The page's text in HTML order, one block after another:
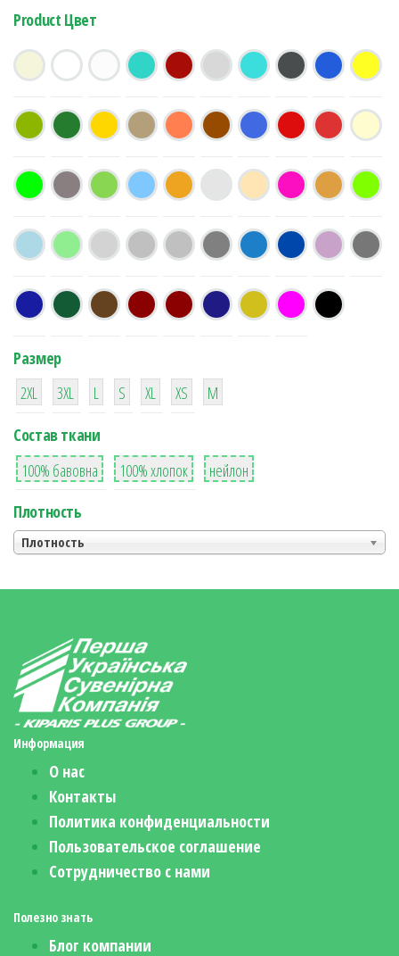
Product Цвет
Размер
38
2XL
16
3XL
42
L
42
S
42
XL XS
М
Состав ткани
8
100% бавовна
36
100% хлопок
2
нейлон
Плотность
Плотность
Информация
О нас
Контакты
Политика конфиденциальности
Пользовательское соглашение
Сотрудничество с нами
Полезно знать
Блог компании